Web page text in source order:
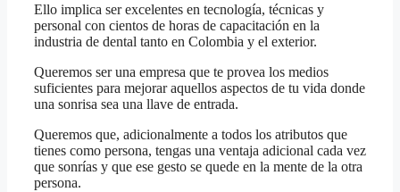
Ello implica ser excelentes en tecnología, técnicas y
personal con cientos de horas de capacitación en la
industria de dental tanto en Colombia y el exterior.
Queremos ser una empresa que te provea los medios
suficientes para mejorar aquellos aspectos de tu vida donde
una sonrisa sea una llave de entrada.
Queremos que, adicionalmente a todos los atributos que
tienes como persona, tengas una ventaja adicional cada vez
que sonrías y que ese gesto se quede en la mente de la otra
persona.